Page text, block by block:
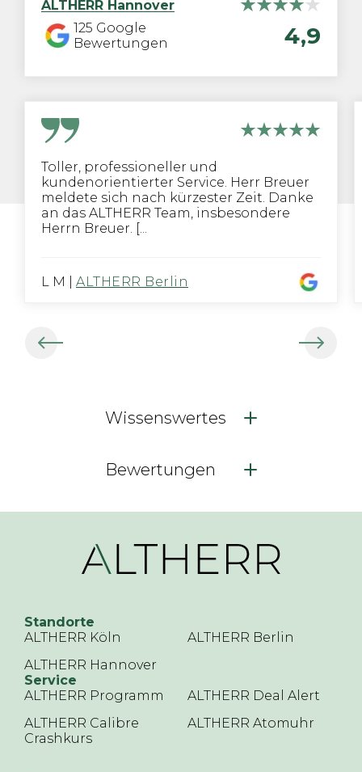
ALTHERR Hannover
125 Google
Bewertungen
4,9
Toller, professioneller und
kundenorientierter Service. Herr Breuer
meldete sich nach kürzester Zeit. Danke
an das ALTHERR Team, insbesondere
Herrn Breuer. [...
L M ALTHERR Berlin
Wissenswertes
Bewertungen
Standorte
ALTHERR Köln
ALTHERR Berlin
ALTHERR Hannover
Service
ALTHERR Programm
ALTHERR Deal Alert
ALTHERR Calibre
Crashkurs
ALTHERR Atomuhr